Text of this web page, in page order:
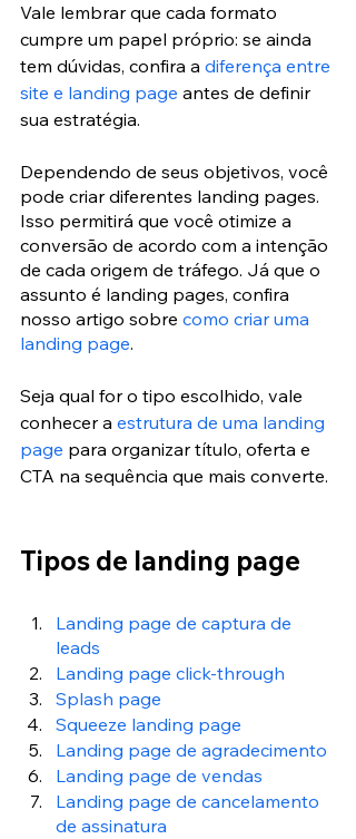
Vale lembrar que cada formato
cumpre um papel próprio: se ainda
tem dúvidas, confira a diferença entre
site e landing page antes de definir
sua estratégia.
Dependendo de seus objetivos, você
pode criar diferentes landing pages.
Isso permitirá que você otimize a
conversão de acordo com a intenção
de cada origem de tráfego. Já que o
assunto é landing pages, confira
nosso artigo sobre como criar uma
landing page.
Seja qual for o tipo escolhido, vale
conhecer a estrutura de uma landing
page para organizar título, oferta e
CTA na sequência que mais converte.
Tipos de landing page
Landing page de captura de
leads
Landing page click-through
Splash page
Squeeze landing page
Landing page de agradecimento
Landing page de vendas
Landing page de cancelamento
de assinatura